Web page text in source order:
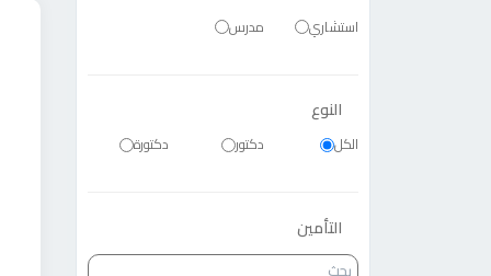
استشاري
مدرس
النوع
الكل دكتور دكتورة
التأمين
بحث